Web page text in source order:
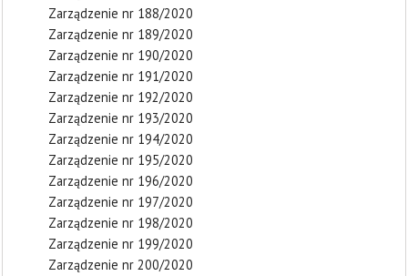
Zarządzenie nr 188/2020
Zarządzenie nr 189/2020
Zarządzenie nr 190/2020
Zarządzenie nr 191/2020
Zarządzenie nr 192/2020
Zarządzenie nr 193/2020
Zarządzenie nr 194/2020
Zarządzenie nr 195/2020
Zarządzenie nr 196/2020
Zarządzenie nr 197/2020
Zarządzenie nr 198/2020
Zarządzenie nr 199/2020
Zarządzenie nr 200/2020